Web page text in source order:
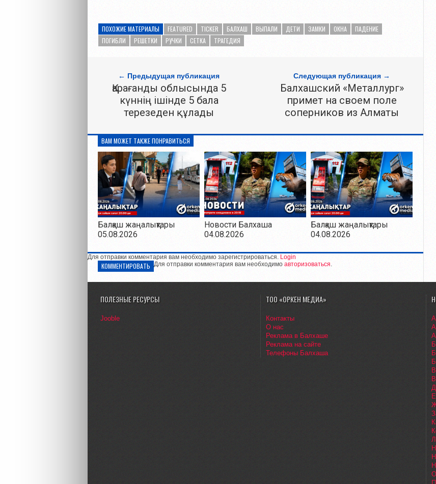
ПОХОЖИЕ МАТЕРИАЛЫ FEATURED TICKER БАЛХАШ ВЫПАЛИ ДЕТИ ЗАМКИ ОКНА
ПАДЕНИЕ
ПОГИБЛИ
РЕШЕТКИ РУЧКИ СЕТКА ТРАГЕДИЯ
← Предыдущая публикация
Қарағанды облысында 5
күннің ішінде 5 бала
терезеден құлады
Следующая публикация →
Балхашский «Металлург»
примет на своем поле
соперников из Алматы
ВАМ МОЖЕТ ТАКЖЕ ПОНРАВИТЬСЯ
Балқаш жаңалықтары
05.08.2026
Новости Балхаша
04.08.2026
Балқаш жаңалықтары
04.08.2026
Для отправки комментария вам необходимо зарегистрироваться. Login
КОММЕНТИРОВАТЬ Для отправки комментария вам необходимо авторизоваться.
ПОЛЕЗНЫЕ РЕСУРСЫ
Jooble
ТОО «ОРКЕН МЕДИА»
Контакты
О нас
Реклама в Балхаше
Реклама на сайте
Телефоны Балхаша